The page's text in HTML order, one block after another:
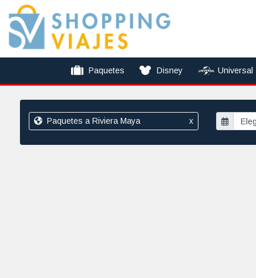
Paquetes Disney Universal
Paquetes a Riviera Maya x